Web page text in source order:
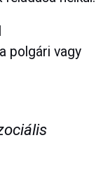
polgári vagy